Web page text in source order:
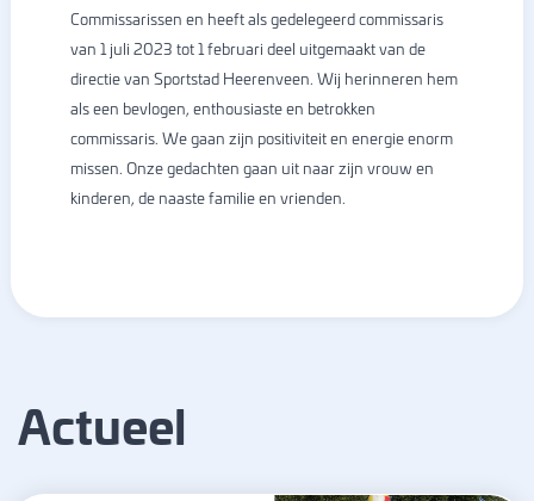
Commissarissen en heeft als gedelegeerd commissaris
van 1 juli 2023 tot 1 februari deel uitgemaakt van de
directie van Sportstad Heerenveen. Wij herinneren hem
als een bevlogen, enthousiaste en betrokken
commissaris. We gaan zijn positiviteit en energie enorm
missen. Onze gedachten gaan uit naar zijn vrouw en
kinderen, de naaste familie en vrienden.
Actueel